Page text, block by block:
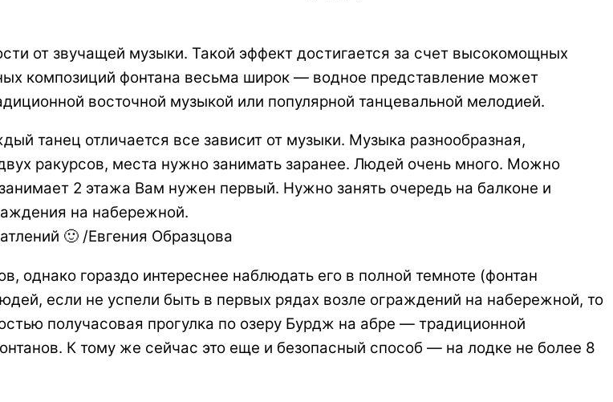
от звучащей музыки. Такой эффект достигается за счет высокомощных
композиций фонтана весьма широк — водное представление может
восточной музыкой или популярной танцевальной мелодией.
танец отличается все зависит от музыки. Музыка разнообразная,
ракурсов, места нужно занимать заранее. Людей очень много. Можно
2 этажа Вам нужен первый. Нужно занять очередь на балконе и
на набережной.
🙂 /Евгения Образцова
однако гораздо интереснее наблюдать его в полной темноте (фонтан
если не успели быть в первых рядах возле ограждений на набережной, то
получасовая прогулка по озеру Бурдж на абре — традиционной
К тому же сейчас это еще и безопасный способ — на лодке не более 8